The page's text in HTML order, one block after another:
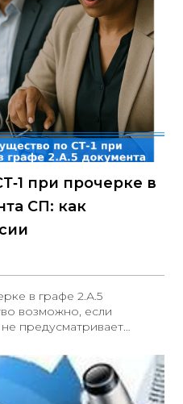
при прочерке в
СП: как
в графе 2.А.5
возможно, если
предусматривает
оформления СП и
2.А.5 сведения о
такая стадия в